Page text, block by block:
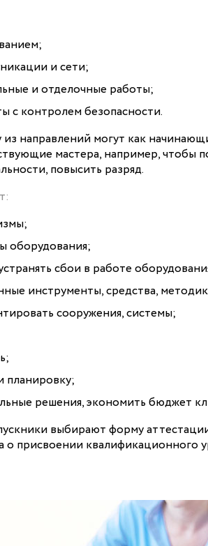
и сети;
и отделочные работы;
с контролем безопасности.
направлений могут как
мастера, например, чтобы
повысить разряд.
оборудования;
сбои в работе
инструменты, средства,
сооружения, системы;
планировку;
решения, экономить бюджет
выбирают форму
о присвоении квалификационного